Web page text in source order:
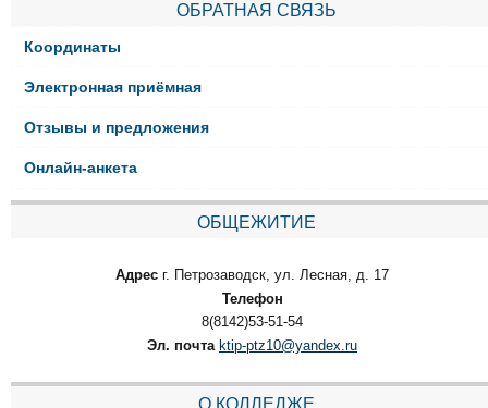
ОБРАТНАЯ СВЯЗЬ
Координаты
Электронная приёмная
Отзывы и предложения
Онлайн-анкета
ОБЩЕЖИТИЕ
Адрес г. Петрозаводск, ул. Лесная, д. 17
Телефон
8(8142)53-51-54
Эл. почта ktip-ptz10@yandex.ru